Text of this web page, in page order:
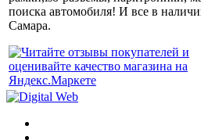
поиска автомобиля! И все в
Самара.